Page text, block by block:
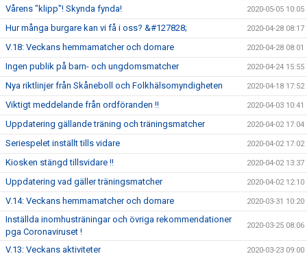
Vårens "klipp"! Skynda fynda! 2020-05-05 10:05
Hur många burgare kan vi få i oss? &#127828; 2020-04-28 08:17
V.18: Veckans hemmamatcher och domare 2020-04-28 08:01
Ingen publik på barn- och ungdomsmatcher 2020-04-24 15:55
Nya riktlinjer från Skåneboll och Folkhälsomyndigheten 2020-04-18 17:52
Viktigt meddelande från ordföranden !! 2020-04-03 10:41
Uppdatering gällande träning och träningsmatcher 2020-04-02 17:04
Seriespelet inställt tills vidare 2020-04-02 17:02
Kiosken stängd tillsvidare !! 2020-04-02 13:37
Uppdatering vad gäller träningsmatcher 2020-04-02 12:10
V.14: Veckans hemmamatcher och domare 2020-03-31 10:20
Inställda inomhusträningar och övriga rekommendationer
pga Coronaviruset !
2020-03-25 08:06
V.13: Veckans aktiviteter 2020-03-23 09:00